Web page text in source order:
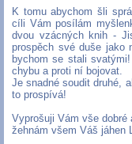
K tomu abychom šli
cíli Vám posílám
dvou vzácných knih -
prospěch své duše jako
bychom se stali
chybu a proti ní bojovat.
Je snadné soudit druhé,
to prospívá!
Vyprošuji Vám vše dobré
žehnám všem Váš jáhen